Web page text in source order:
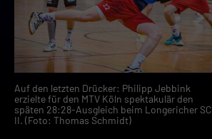
Auf den letzten Drücker: Philipp Jebbink
erzielte für den MTV Köln spektakulär den
späten 28:28-Ausgleich beim Longericher SC
II. (Foto: Thomas Schmidt)